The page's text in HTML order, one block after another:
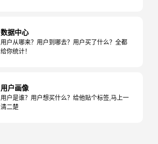
数据中心
用户从哪来？用户到哪去？用户买了什么？全都
给你统计！
用户画像
用户是谁？用户想买什么？给他贴个标签,马上一
清二楚